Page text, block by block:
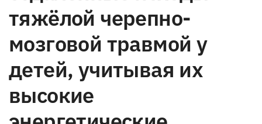
тяжёлой черепно-
мозговой травмой у
детей, учитывая их
высокие